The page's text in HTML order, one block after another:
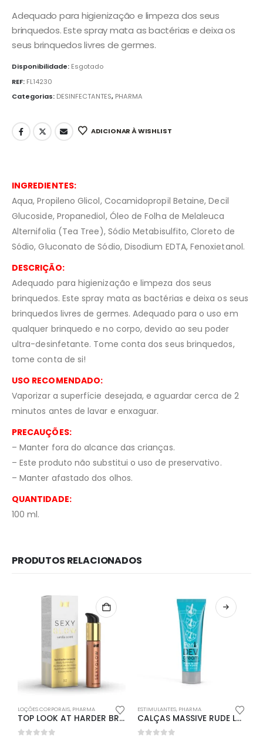
Adequado para higienização e limpeza dos seus
brinquedos. Este spray mata as bactérias e deixa os
seus brinquedos livres de germes.
Disponibilidade: Esgotado
REF: FL14230
Categorias: DESINFECTANTES, PHARMA
ADICIONAR À WISHLIST
INGREDIENTES:
Aqua, Propileno Glicol, Cocamidopropil Betaine, Decil
Glucoside, Propanediol, Óleo de Folha de Melaleuca
Alternifolia (Tea Tree), Sódio Metabisulfito, Cloreto de
Sódio, Gluconato de Sódio, Disodium EDTA, Fenoxietanol.
DESCRIÇÃO:
Adequado para higienização e limpeza dos seus
brinquedos. Este spray mata as bactérias e deixa os seus
brinquedos livres de germes. Adequado para o uso em
qualquer brinquedo e no corpo, devido ao seu poder
ultra-desinfetante. Tome conta dos seus brinquedos,
tome conta de si!
USO RECOMENDADO:
Vaporizar a superfície desejada, e aguardar cerca de 2
minutos antes de lavar e enxaguar.
PRECAUÇÕES:
– Manter fora do alcance das crianças.
– Este produto não substitui o uso de preservativo.
– Manter afastado dos olhos.
QUANTIDADE:
100 ml.
PRODUTOS RELACIONADOS
LOÇÕES CORPORAIS, PHARMA
TOP LOOK AT HARDER BRANCO LOCKER GEAR – 40 L
ESTIMULANTES, PHARMA
CALÇAS MASSIVE RUDE LOCKER GEAR VERMELHAS
Redes Sociais
Métodos de Pagamento